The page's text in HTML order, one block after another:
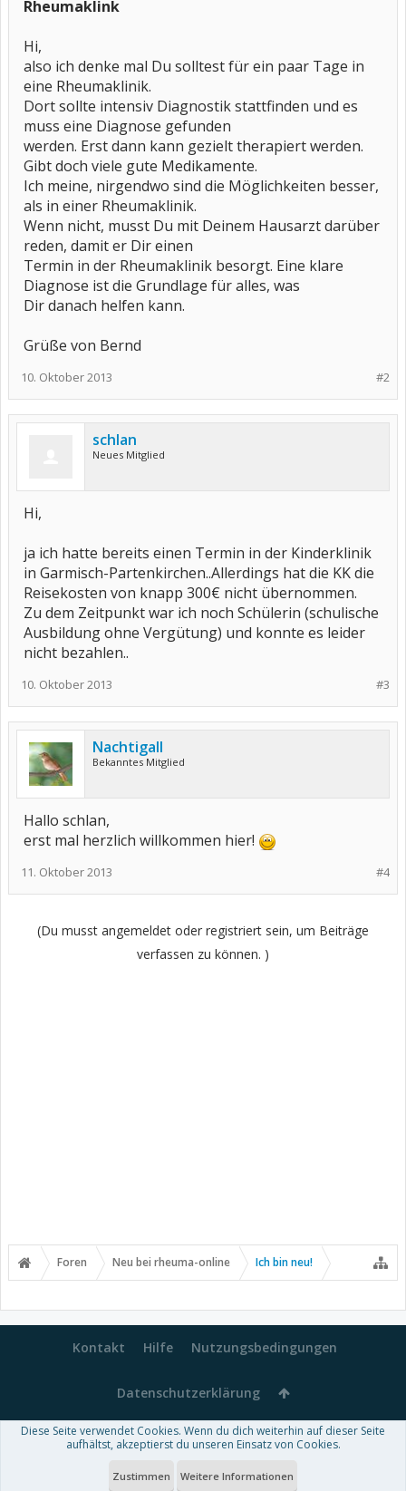
Rheumaklink
Hi,
also ich denke mal Du solltest für ein paar Tage in
eine Rheumaklinik.
Dort sollte intensiv Diagnostik stattfinden und es
muss eine Diagnose gefunden
werden. Erst dann kann gezielt therapiert werden.
Gibt doch viele gute Medikamente.
Ich meine, nirgendwo sind die Möglichkeiten besser,
als in einer Rheumaklinik.
Wenn nicht, musst Du mit Deinem Hausarzt darüber
reden, damit er Dir einen
Termin in der Rheumaklinik besorgt. Eine klare
Diagnose ist die Grundlage für alles, was
Dir danach helfen kann.
Grüße von Bernd
#2
10. Oktober 2013
schlan
Neues Mitglied
Hi,
ja ich hatte bereits einen Termin in der Kinderklinik
in Garmisch-Partenkirchen..Allerdings hat die KK die
Reisekosten von knapp 300€ nicht übernommen.
Zu dem Zeitpunkt war ich noch Schülerin (schulische
Ausbildung ohne Vergütung) und konnte es leider
nicht bezahlen..
#3
10. Oktober 2013
Nachtigall
Bekanntes Mitglied
Hallo schlan,
erst mal herzlich willkommen hier!
#4
11. Oktober 2013
(Du musst angemeldet oder registriert sein, um Beiträge
verfassen zu können. )
Foren Neu bei rheuma-online Ich bin neu!
Kontakt Hilfe Nutzungsbedingungen
Datenschutzerklärung
Forum software by XenForo™-Deutsch von xenDach
Theme designed byThemeHouse
Diese Seite verwendet Cookies. Wenn du dich weiterhin auf dieser Seite
aufhältst, akzeptierst du unseren Einsatz von Cookies.
Zustimmen Weitere Informationen